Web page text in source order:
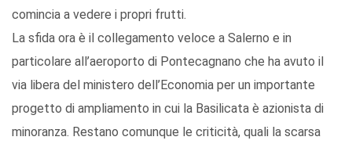
comincia a vedere i propri frutti.
La sfida ora è il collegamento veloce a Salerno e in
particolare all’aeroporto di Pontecagnano che ha avuto il
via libera del ministero dell’Economia per un importante
progetto di ampliamento in cui la Basilicata è azionista di
minoranza. Restano comunque le criticità, quali la scarsa